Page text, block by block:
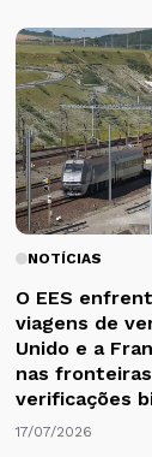
NOTÍCIAS
O EES
viagens de
Unido e a
nas
verificações
17/07/2026